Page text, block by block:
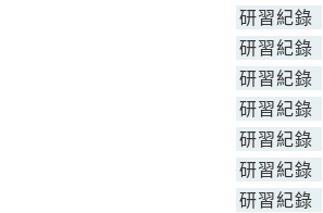
研習紀錄
研習紀錄
研習紀錄
研習紀錄
研習紀錄
研習紀錄
研習紀錄